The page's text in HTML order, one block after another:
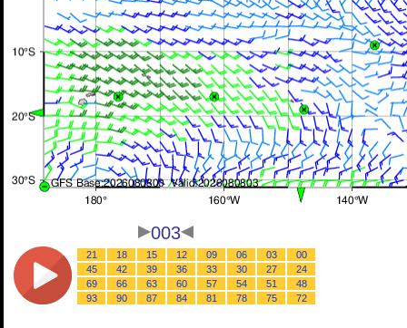
003
00
03
06
09
12
15
18
21
24
27
30
33
36
39
42
45
48
51
54
57
60
63
66
69
72
75
78
81
84
87
90
93